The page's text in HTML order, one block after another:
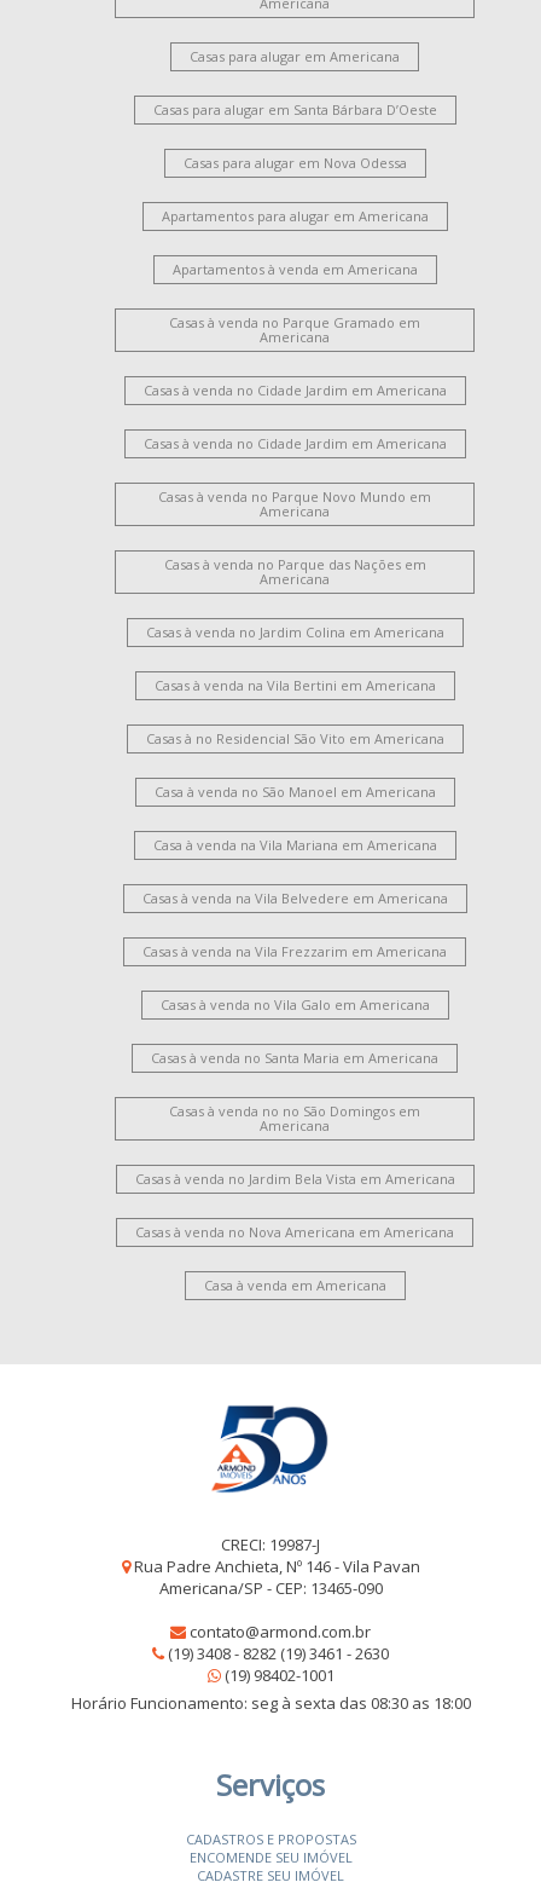
Casas para alugar em Americana
Casas para alugar em Santa Bárbara D’Oeste
Casas para alugar em Nova Odessa
Apartamentos para alugar em Americana
Apartamentos à venda em Americana
Casas à venda no Parque Gramado em
Americana
Casas à venda no Cidade Jardim em Americana
Casas à venda no Cidade Jardim em Americana
Casas à venda no Parque Novo Mundo em
Americana
Casas à venda no Parque das Nações em
Americana
Casas à venda no Jardim Colina em Americana
Casas à venda na Vila Bertini em Americana
Casas à no Residencial São Vito em Americana
Casa à venda no São Manoel em Americana
Casa à venda na Vila Mariana em Americana
Casas à venda na Vila Belvedere em Americana
Casas à venda na Vila Frezzarim em Americana
Casas à venda no Vila Galo em Americana
Casas à venda no Santa Maria em Americana
Casas à venda no no São Domingos em
Americana
Casas à venda no Jardim Bela Vista em Americana
Casas à venda no Nova Americana em Americana
Casa à venda em Americana
CRECI: 19987-J
Rua Padre Anchieta, Nº 146 - Vila Pavan
Americana/SP - CEP: 13465-090
contato@armond.com.br
(19) 3408 - 8282 (19) 3461 - 2630
(19) 98402-1001
Horário Funcionamento: seg à sexta das 08:30 as 18:00
Serviços
CADASTROS E PROPOSTAS
ENCOMENDE SEU IMÓVEL
CADASTRE SEU IMÓVEL